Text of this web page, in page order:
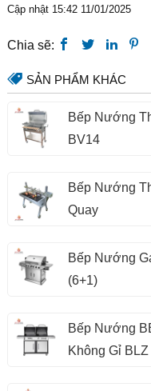
Cập nhật 15:42 11/01/2025
Chia sẽ:
SẢN PHẨM KHÁC
Bếp Nướng
BV14
Bếp Nướng
Quay
Bếp Nướng
(6+1)
Bếp Nướng
Không Gỉ BLZ